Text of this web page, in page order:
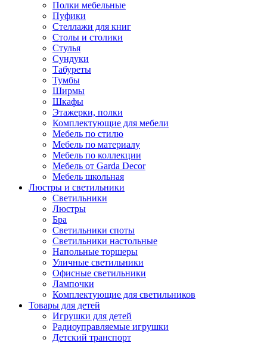
Полки мебельные
Пуфики
Стеллажи для книг
Столы и столики
Стулья
Сундуки
Табуреты
Тумбы
Ширмы
Шкафы
Этажерки, полки
Комплектующие для мебели
Мебель по стилю
Мебель по материалу
Мебель по коллекции
Мебель от Garda Decor
Мебель школьная
Люстры и светильники
Светильники
Люстры
Бра
Светильники споты
Светильники настольные
Напольные торшеры
Уличные светильники
Офисные светильники
Лампочки
Комплектующие для светильников
Товары для детей
Игрушки для детей
Радиоуправляемые игрушки
Детский транспорт